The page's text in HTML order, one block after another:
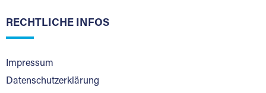
RECHTLICHE INFOS
Impressum
Datenschutzerklärung